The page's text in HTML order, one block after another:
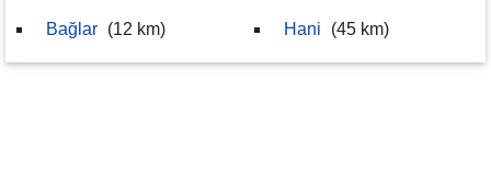
Bağlar (12 km) Hani (45 km)